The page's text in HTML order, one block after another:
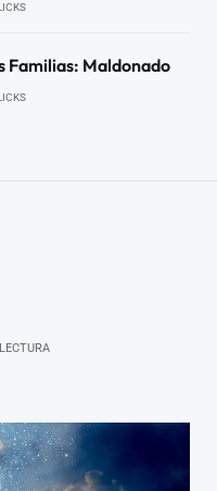
Familias: Maldonado